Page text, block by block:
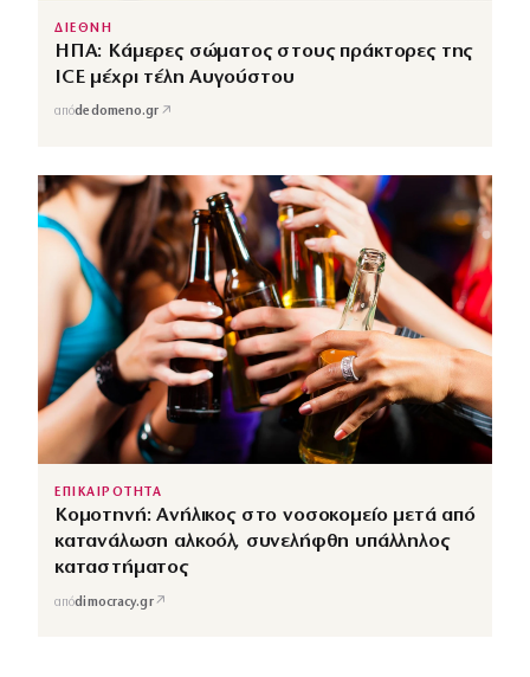
ΔΙΕΘΝΗ
ΗΠΑ: Κάμερες σώματος στους πράκτορες της
ICE μέχρι τέλη Αυγούστου
απόdedomeno.gr ↗
ΕΠΙΚΑΙΡΟΤΗΤΑ
Κομοτηνή: Ανήλικος στο νοσοκομείο μετά από
κατανάλωση αλκοόλ, συνελήφθη υπάλληλος
καταστήματος
απόdimocracy.gr↗